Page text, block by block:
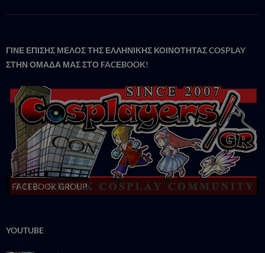
ΓΙΝΕ ΕΠΙΣΗΣ ΜΕΛΟΣ ΤΗΣ ΕΛΛΗΝΙΚΗΣ ΚΟΙΝΟΤΗΤΑΣ COSPLAY
ΣΤΗΝ ΟΜΑΔΑ ΜΑΣ ΣΤΟ FACΕBOOK!
FACEBOOK GROUP
YOUTUBE